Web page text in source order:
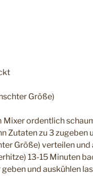
Größe)
Mixer ordentlich
Zutaten zu 3
Größe) verteilen
13-15 Minuten
und auskühlen